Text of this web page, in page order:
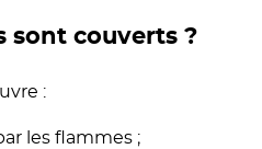
sont couverts ?
:
les flammes ;